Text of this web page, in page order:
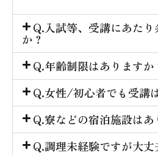
Q.入試等、受講にあた
か？
Q.年齢制限はありますか
Q.女性/初心者でも受講
Q.寮などの宿泊施設はあ
Q.調理未経験ですが大丈